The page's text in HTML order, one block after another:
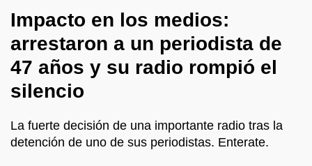
Impacto en los medios:
arrestaron a un periodista de
47 años y su radio rompió el
silencio
La fuerte decisión de una importante radio tras la
detención de uno de sus periodistas. Enterate.